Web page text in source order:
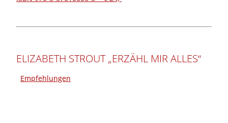
ELIZABETH STROUT „ERZÄHL MIR ALLES“
Empfehlungen